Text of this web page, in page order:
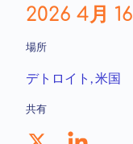
2026 4月 16
場所
デトロイト , 米国
共有